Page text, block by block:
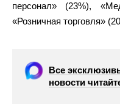
персонал» (23%),
«Розничная торговля»
Все
новости